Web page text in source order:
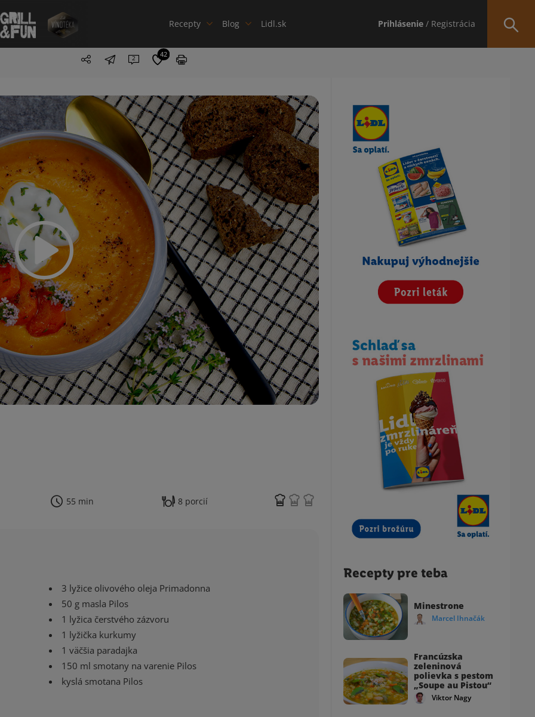
Recepty Blog Lidl.sk Prihlásenie / Registrácia
2 42
55 min 8 porcií
3 lyžice olivového oleja Primadonna
50 g masla Pilos
1 lyžica čerstvého zázvoru
1 lyžička kurkumy
1 väčšia paradajka
150 ml smotany na varenie Pilos
kyslá smotana Pilos
Obsah bočného panela
Recepty pre teba
Minestrone
Marcel Ihnačák
Francúzska
zeleninová
polievka s pestom
„Soupe au Pistou“
Viktor Nagy